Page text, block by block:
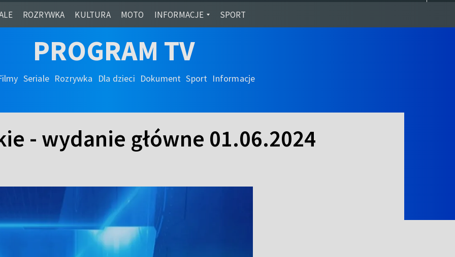
ROZRYWKA KULTURA MOTO INFORMACJE SPORT
PROGRAM TV
Seriale Rozrywka Dla dzieci Dokument Sport Informacje
- wydanie główne 01.06.2024